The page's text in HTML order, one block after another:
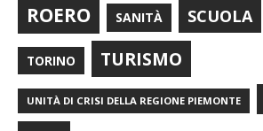
ROERO SANITÀ SCUOLA
TORINO TURISMO
UNITÀ DI CRISI DELLA REGIONE PIEMONTE